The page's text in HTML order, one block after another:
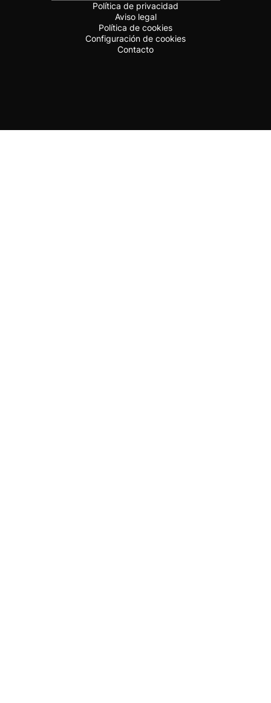
Política de privacidad
Aviso legal
Política de cookies
Configuración de cookies
Contacto